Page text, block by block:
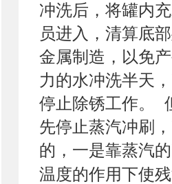
冲洗后，将罐内
员进入，清算底
金属制造，以免
力的水冲洗半天
停止除锈工作。
先停止蒸汽冲刷
的，一是靠蒸汽
温度的作用下使